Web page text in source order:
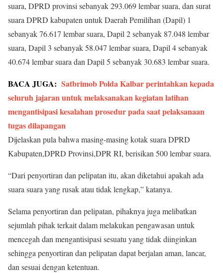
suara, DPRD provinsi sebanyak 293.069 lembar suara, dan surat
suara DPRD kabupaten untuk Daerah Pemilihan (Dapil) 1
sebanyak 76.617 lembar suara, Dapil 2 sebanyak 87.048 lembar
suara, Dapil 3 sebanyak 58.047 lembar suara, Dapil 4 sebanyak
40.674 lembar suara dan Dapil 5 sebanyak 30.683 lembar suara.
BACA JUGA: Satbrimob Polda Kalbar perintahkan kepada
seluruh jajaran untuk melaksanakan kegiatan latihan
mengantisipasi kesalahan prosedur pada saat pelaksanaan
tugas dilapangan
Dijelaskan pula bahwa masing-masing kotak suara DPRD
Kabupaten,DPRD Provinsi,DPR RI, berisikan 500 lembar suara.
“Dari penyortiran dan pelipatan itu, akan diketahui apakah ada
suara suara yang rusak atau tidak lengkap,” katanya.
Selama penyortiran dan pelipatan, pihaknya juga melibatkan
sejumlah pihak terkait dalam melakukan pengawasan untuk
mencegah dan mengantisipasi sesuatu yang tidak diinginkan
sehingga penyortiran dan pelipatan dapat berjalan aman, lancar,
dan sesuai dengan ketentuan.